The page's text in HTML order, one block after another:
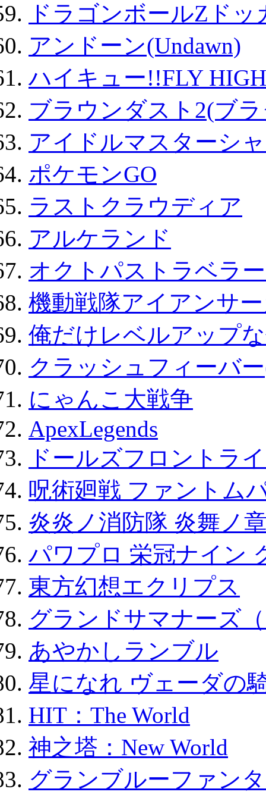
ドラゴンボールZド
アンドーン(Undawn)
ハイキュー!!FLY HIGH
ブラウンダスト2(ブ
アイドルマスターシ
ポケモンGO
ラストクラウディア
アルケランド
オクトパストラベラ
機動戦隊アイアンサ
俺だけレベルアップ
クラッシュフィーバ
にゃんこ大戦争
ApexLegends
ドールズフロントラ
呪術廻戦 ファントム
炎炎ノ消防隊 炎舞ノ
パワプロ 栄冠ナイン
東方幻想エクリプス
グランドサマナーズ
あやかしランブル
星になれ ヴェーダの
HIT：The World
神之塔：New World
グランブルーファン